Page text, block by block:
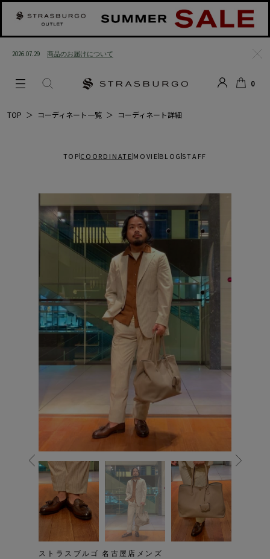
2026.07.29 商品のお届けについて
る
0
TOP ＞ コーディネート一覧 ＞ コーディネート詳細
TOP COORDINATE MOVIE BLOG STAFF
ストラスブルゴ 名古屋店メンズ